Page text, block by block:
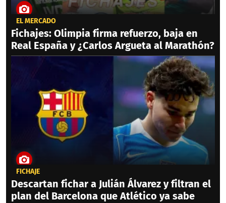
EL MERCADO
Fichajes: Olimpia firma refuerzo, baja en
Real España y ¿Carlos Argueta al Marathón?
FICHAJE
Descartan fichar a Julián Álvarez y filtran el
plan del Barcelona que Atlético ya sabe